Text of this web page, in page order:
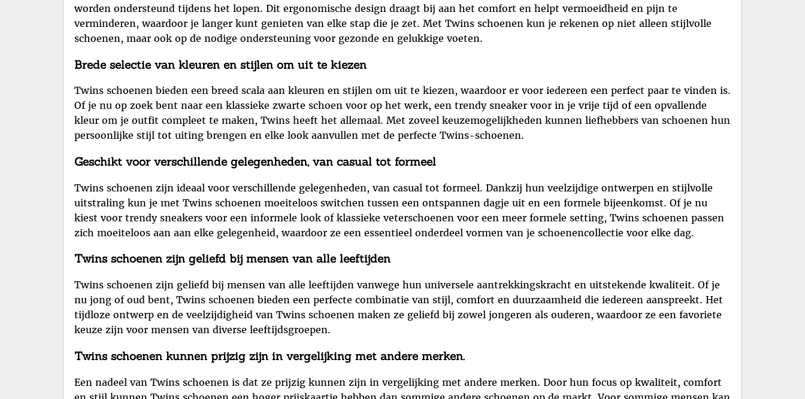
worden ondersteund tijdens het lopen. Dit ergonomische design draagt bij aan het comfort en helpt vermoeidheid en pijn te
verminderen, waardoor je langer kunt genieten van elke stap die je zet. Met Twins schoenen kun je rekenen op niet alleen stijlvolle
schoenen, maar ook op de nodige ondersteuning voor gezonde en gelukkige voeten.
Brede selectie van kleuren en stijlen om uit te kiezen
Twins schoenen bieden een breed scala aan kleuren en stijlen om uit te kiezen, waardoor er voor iedereen een perfect paar te vinden is.
Of je nu op zoek bent naar een klassieke zwarte schoen voor op het werk, een trendy sneaker voor in je vrije tijd of een opvallende
kleur om je outfit compleet te maken, Twins heeft het allemaal. Met zoveel keuzemogelijkheden kunnen liefhebbers van schoenen hun
persoonlijke stijl tot uiting brengen en elke look aanvullen met de perfecte Twins-schoenen.
Geschikt voor verschillende gelegenheden, van casual tot formeel
Twins schoenen zijn ideaal voor verschillende gelegenheden, van casual tot formeel. Dankzij hun veelzijdige ontwerpen en stijlvolle
uitstraling kun je met Twins schoenen moeiteloos switchen tussen een ontspannen dagje uit en een formele bijeenkomst. Of je nu
kiest voor trendy sneakers voor een informele look of klassieke veterschoenen voor een meer formele setting, Twins schoenen passen
zich moeiteloos aan aan elke gelegenheid, waardoor ze een essentieel onderdeel vormen van je schoenencollectie voor elke dag.
Twins schoenen zijn geliefd bij mensen van alle leeftijden
Twins schoenen zijn geliefd bij mensen van alle leeftijden vanwege hun universele aantrekkingskracht en uitstekende kwaliteit. Of je
nu jong of oud bent, Twins schoenen bieden een perfecte combinatie van stijl, comfort en duurzaamheid die iedereen aanspreekt. Het
tijdloze ontwerp en de veelzijdigheid van Twins schoenen maken ze geliefd bij zowel jongeren als ouderen, waardoor ze een favoriete
keuze zijn voor mensen van diverse leeftijdsgroepen.
Twins schoenen kunnen prijzig zijn in vergelijking met andere merken.
Een nadeel van Twins schoenen is dat ze prijzig kunnen zijn in vergelijking met andere merken. Door hun focus op kwaliteit, comfort